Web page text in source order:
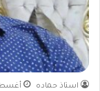
استاذ حماده أغسطس